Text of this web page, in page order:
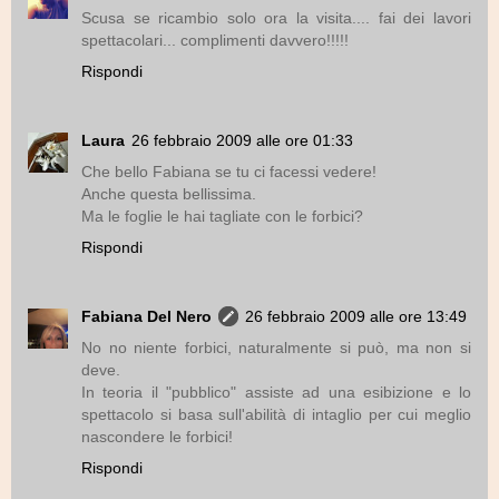
Scusa se ricambio solo ora la visita.... fai dei lavori
spettacolari... complimenti davvero!!!!!
Rispondi
Laura 26 febbraio 2009 alle ore 01:33
Che bello Fabiana se tu ci facessi vedere!
Anche questa bellissima.
Ma le foglie le hai tagliate con le forbici?
Rispondi
Fabiana Del Nero
26 febbraio 2009 alle ore 13:49
No no niente forbici, naturalmente si può, ma non si
deve.
In teoria il "pubblico" assiste ad una esibizione e lo
spettacolo si basa sull'abilità di intaglio per cui meglio
nascondere le forbici!
Rispondi